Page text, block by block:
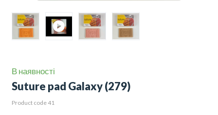
В наявності
Suture pad Galaxy(279)
Product code 41